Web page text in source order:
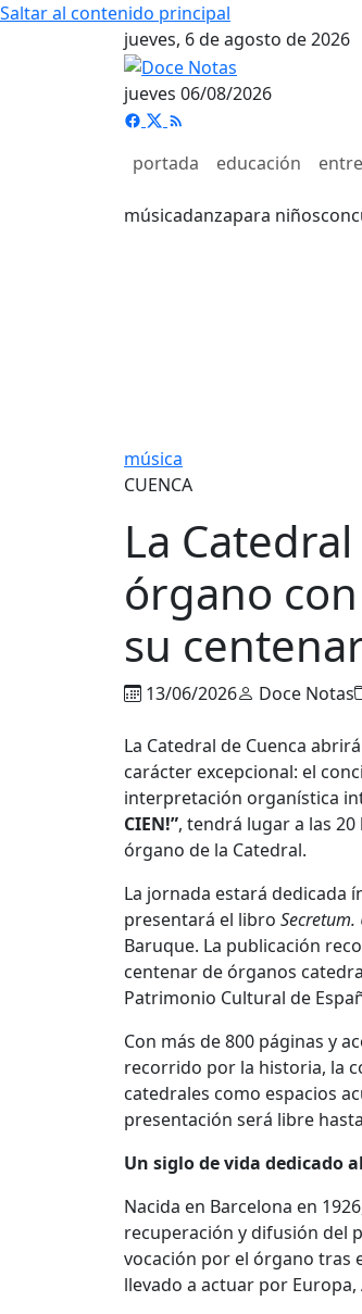
Saltar al contenido principal
jueves, 6 de agosto de 2026
jueves 06/08/2026
portada educación
músicadanzapara niños
música
CUENCA
La
órgano
su
13/06/2026 Doce Notas
La Catedral de Cuenca
carácter excepcional: el
interpretación organística
CIEN!”, tendrá lugar a las
órgano de la Catedral.
La jornada estará dedicada
presentará el libro
Baruque. La publicación
centenar de órganos
Patrimonio Cultural de
Con más de 800 páginas y
recorrido por la historia, la
catedrales como espacios
presentación será libre
Un siglo de vida dedicado
Nacida en Barcelona en
recuperación y difusión del
vocación por el órgano tras
llevado a actuar por